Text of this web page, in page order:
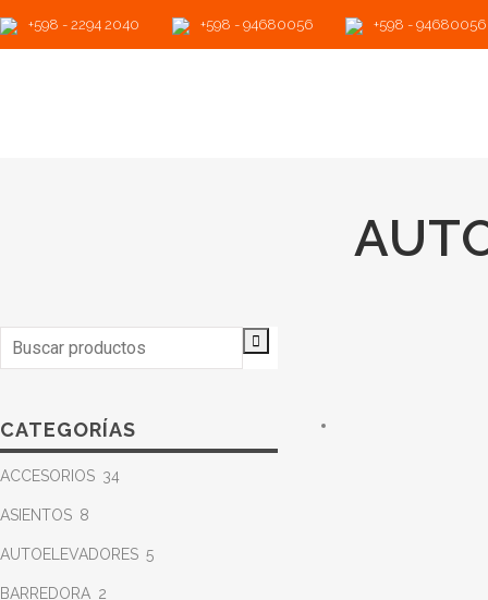
+598 - 2294 2040 +598 - 94680056 +598 - 94680056
Search
CATEGORÍAS
ACCESORIOS 34
ASIENTOS 8
AUTOELEVADORES 5
BARREDORA 2